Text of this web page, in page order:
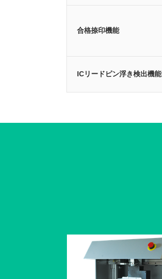
合格捺印機能
ICリードピン浮き検出機能